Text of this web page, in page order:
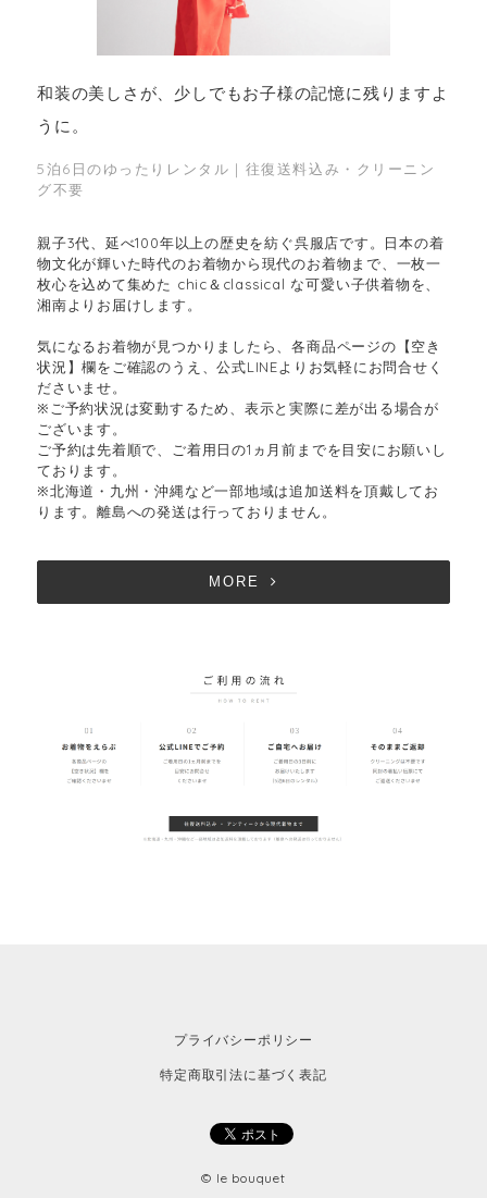
和装の美しさが、少しでもお子様の記憶に残りますよ
うに。
5泊6日のゆったりレンタル｜往復送料込み・クリーニン
グ不要
親子3代、延べ100年以上の歴史を紡ぐ呉服店です。日本の着
物文化が輝いた時代のお着物から現代のお着物まで、一枚一
枚心を込めて集めた chic＆classical な可愛い子供着物を、
湘南よりお届けします。
気になるお着物が見つかりましたら、各商品ページの【空き
状況】欄をご確認のうえ、公式LINEよりお気軽にお問合せく
ださいませ。
※ご予約状況は変動するため、表示と実際に差が出る場合が
ございます。
ご予約は先着順で、ご着用日の1ヵ月前までを目安にお願いし
ております。
※北海道・九州・沖縄など一部地域は追加送料を頂戴してお
ります。離島への発送は行っておりません。
MORE
プライバシーポリシー
特定商取引法に基づく表記
© le bouquet